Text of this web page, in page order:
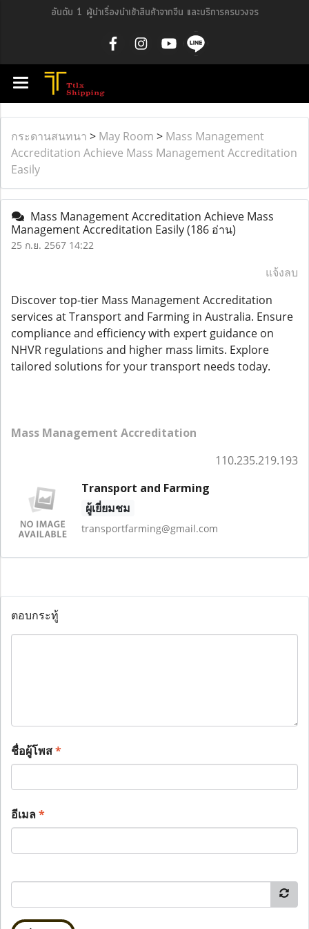
อันดับ 1 ผู้นำเรื่องนำเข้าสินค้าจากจีน และบริการครบวงจร
กระดานสนทนา > May Room > Mass Management
Accreditation Achieve Mass Management Accreditation
Easily
Mass Management Accreditation Achieve Mass
Management Accreditation Easily(186 อ่าน)
25 ก.ย. 2567 14:22
แจ้งลบ
Discover top-tier Mass Management Accreditation
services at Transport and Farming in Australia. Ensure
compliance and efficiency with expert guidance on
NHVR regulations and higher mass limits. Explore
tailored solutions for your transport needs today.
Mass Management Accreditation
110.235.219.193
Transport and Farming
ผู้เยี่ยมชม
transportfarming@gmail.com
ตอบกระทู้
ชื่อผู้โพส*
อีเมล*